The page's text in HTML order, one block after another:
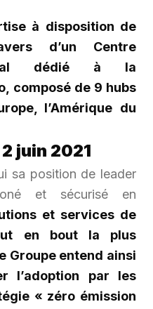
à disposition de
d’un Centre
dédié à la
composé de 9 hubs
l’Amérique du
juin 2021
sa position de leader
et sécurisé en
et services de
en bout la plus
Groupe entend ainsi
l’adoption par les
« zéro émission